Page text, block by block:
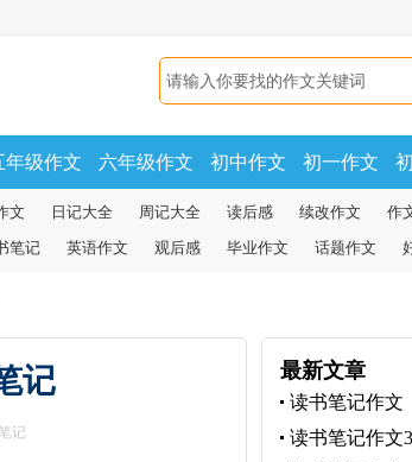
年级作文 六年级作文 初中作文 初一作文
文 日记大全 周记大全 读后感 续改作文 作
笔记 英语作文 观后感 毕业作文 话题作文
记
记
最新文章
读书笔记作文
读书笔记作文